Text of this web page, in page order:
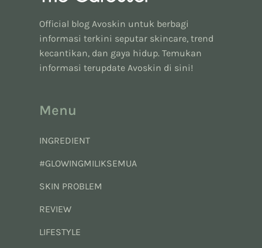
Official blog Avoskin untuk berbagi
informasi terkini seputar skincare, trend
kecantikan, dan gaya hidup. Temukan
informasi terupdate Avoskin di sini!
Menu
INGREDIENT
#GLOWINGMILIKSEMUA
SKIN PROBLEM
REVIEW
LIFESTYLE